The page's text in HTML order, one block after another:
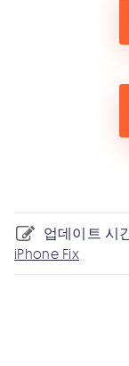
업데이트 시
iPhone Fix